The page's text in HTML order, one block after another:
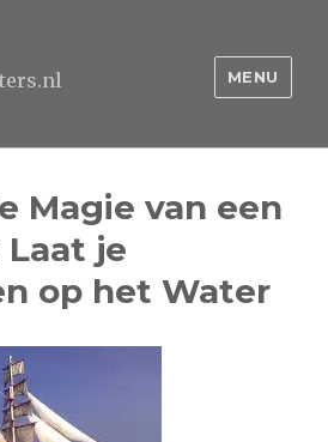
MENU
Magie van een
je
op het Water